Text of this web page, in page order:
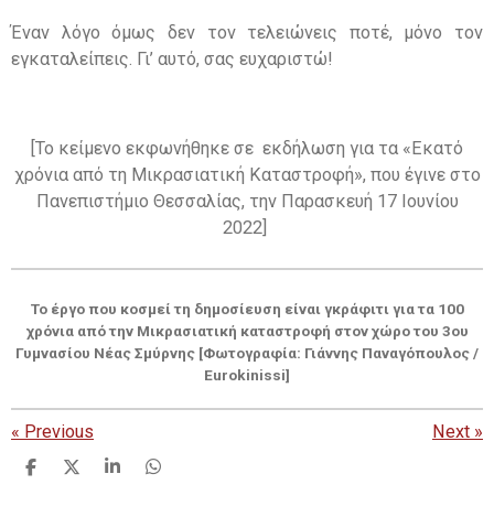
Έναν λόγο όμως δεν τον τελειώνεις ποτέ, μόνο τον
εγκαταλείπεις. Γι’ αυτό, σας ευχαριστώ!
[Το κείμενο εκφωνήθηκε σε εκδήλωση για τα «Εκατό
χρόνια από τη Μικρασιατική Καταστροφή», που έγινε στο
Πανεπιστήμιο Θεσσαλίας, την Παρασκευή 17 Ιουνίου
2022]
Το έργο που κοσμεί τη δημοσίευση είναι γκράφιτι για τα 100
χρόνια από την Μικρασιατική καταστροφή στον χώρο του 3ου
Γυμνασίου Νέας Σμύρνης [Φωτογραφία: Γιάννης Παναγόπουλος /
Eurokinissi]
« Previous Next »
S
S
S
S